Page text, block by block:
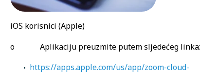
iOS korisnici (Apple)
o Aplikaciju preuzmite putem sljedećeg linka:
https://apps.apple.com/us/app/zoom-cloud-